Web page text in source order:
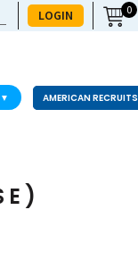
LOGIN 0
▼ AMERICAN RECRUITS